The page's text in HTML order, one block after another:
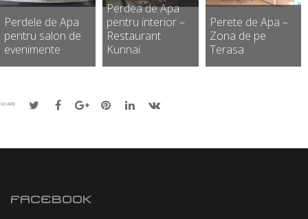
Perdele de Apa
pentru salon de
evenimente
Perdea de Apa
pentru interior –
Restaurant
Kunnai
Perete de Apa –
Zona de pe
Terasa
SHARE
FACEBOOK